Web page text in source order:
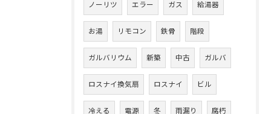
ノーリツ エラー ガス 給湯器
お湯 リモコン 鉄骨 階段
ガルバリウム 新築 中古 ガルバ
ロスナイ換気扇 ロスナイ ビル
冷える 電源 冬 雨漏り 腐朽